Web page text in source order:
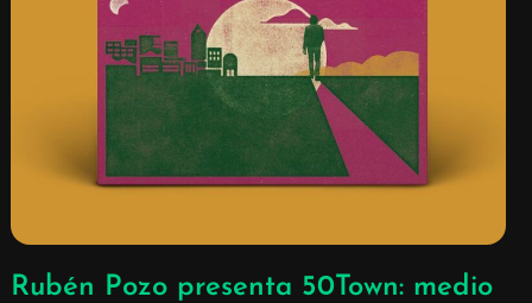
Rubén Pozo presenta 50Town: medio